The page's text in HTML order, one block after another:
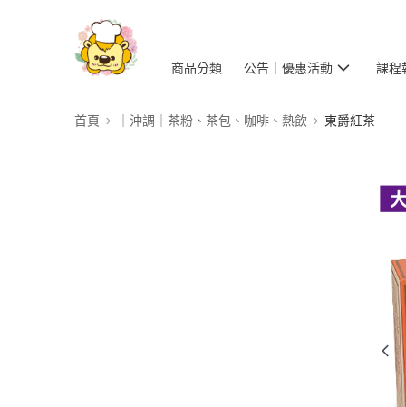
商品分類 公告｜優惠活動 課程
首頁 ｜沖調｜茶粉、茶包、咖啡、熱飲 東爵紅茶